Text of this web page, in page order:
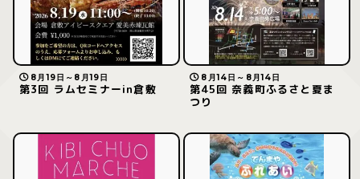
8月19日～8月19日
第3回 ラムセミナーin倉敷
8月14日～8月14日
第45回 奈義町ふるさと夏ま
つり